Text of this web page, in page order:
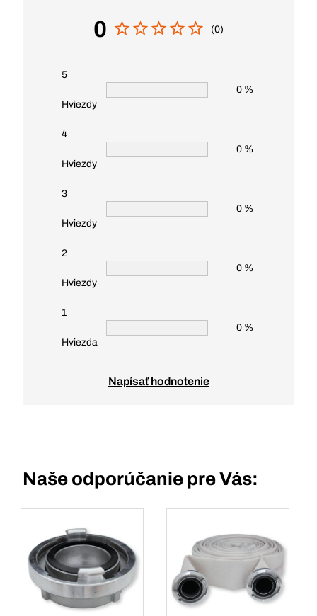
0 (0)
5
Hviezdy
0 %
4
Hviezdy
0 %
3
Hviezdy
0 %
2
Hviezdy
0 %
1
Hviezda
0 %
Napísať hodnotenie
Naše odporúčanie pre Vás: